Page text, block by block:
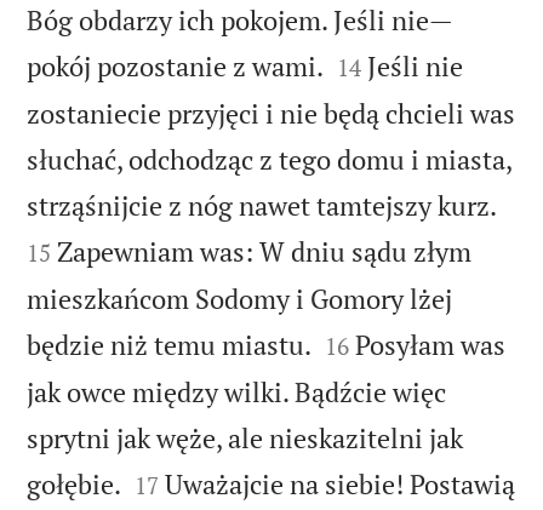
Bóg obdarzy ich pokojem. Jeśli nie—
pokój pozostanie z wami. 

14 Jeśli nie
zostaniecie przyjęci i nie będą chcieli was
słuchać, odchodząc z tego domu i miasta,
strząśnijcie z nóg nawet tamtejszy kurz.
15 Zapewniam was: W dniu sądu złym
mieszkańcom Sodomy i Gomory lżej
będzie niż temu miastu. 

16 Posyłam was
jak owce między wilki. Bądźcie więc
sprytni jak węże, ale nieskazitelni jak
gołębie. 

17 Uważajcie na siebie! Postawią